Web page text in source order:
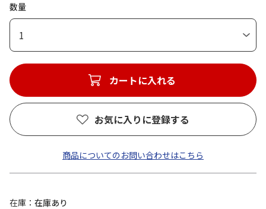
数量
1
カートに入れる
お気に入りに登録する
商品についてのお問い合わせはこちら
在庫
在庫あり